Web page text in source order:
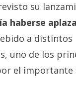
su
haberse
a distintos
uno de los
el importante